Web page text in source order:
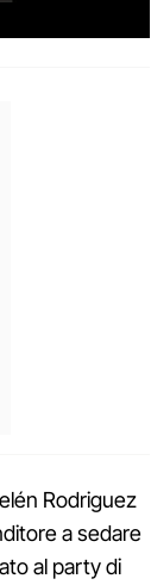
Rodriguez
a sedare
al party di